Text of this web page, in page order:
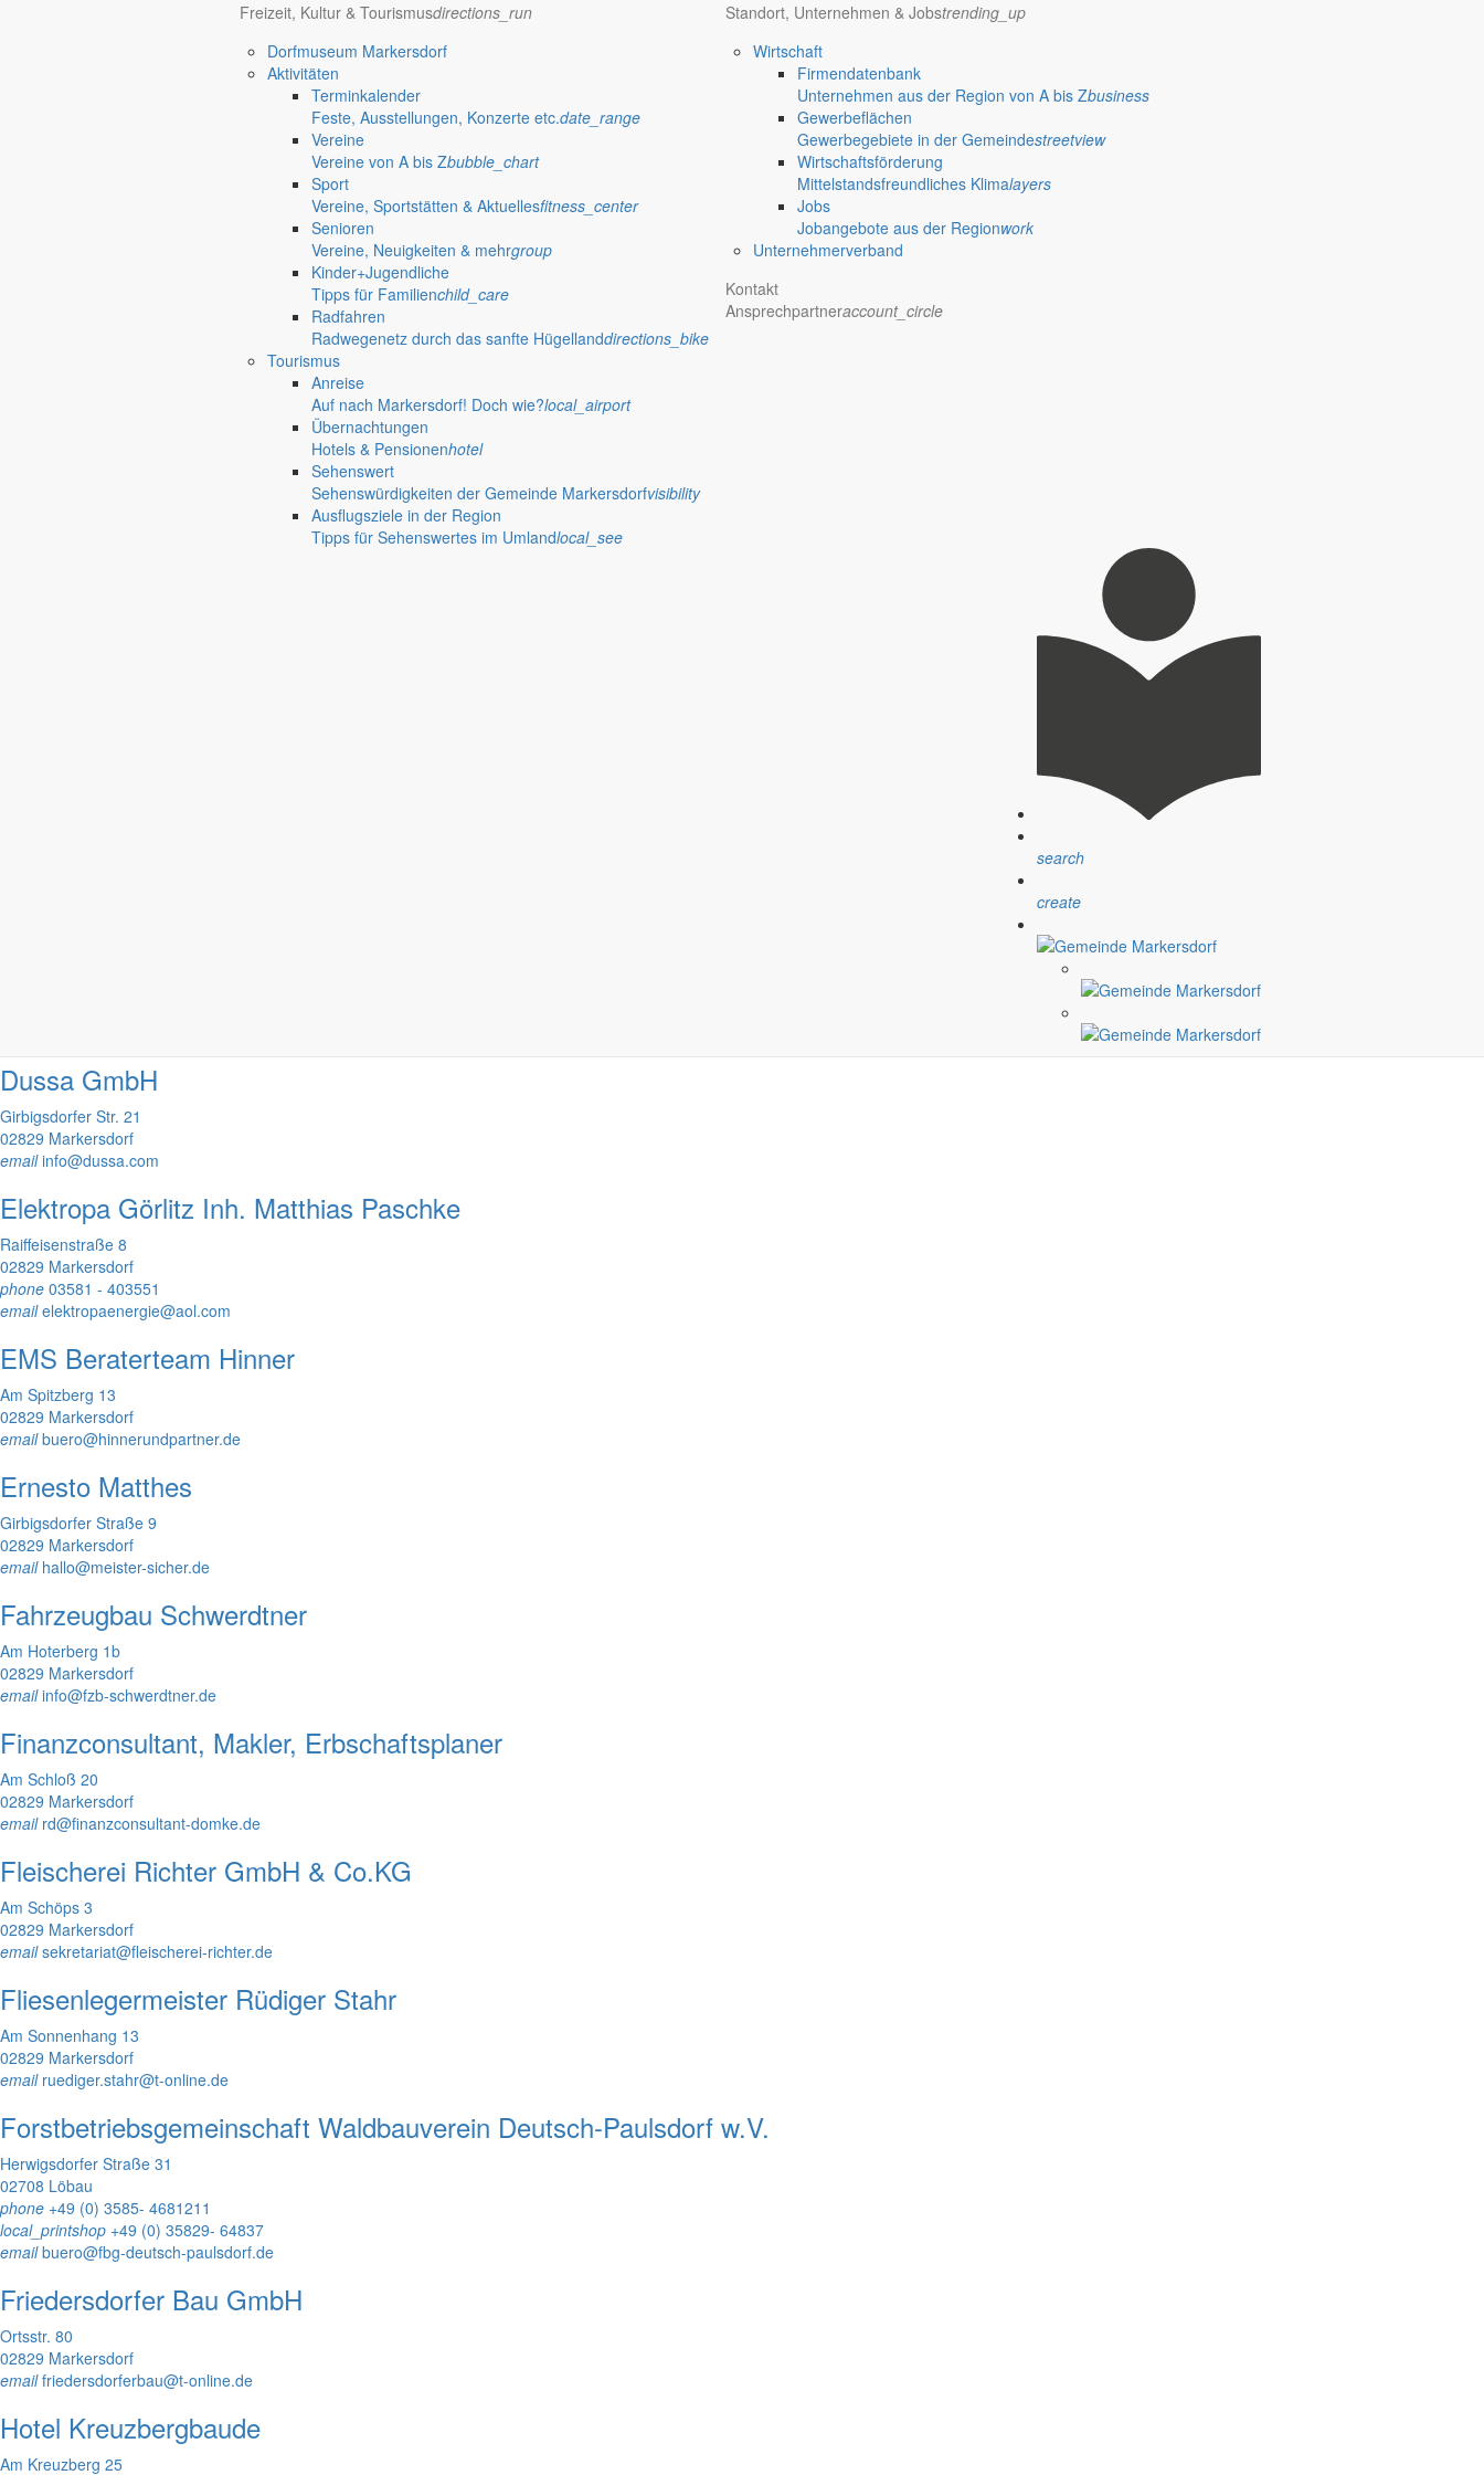
Freizeit, Kultur & Tourismusdirections_run
Dorfmuseum Markersdorf
Aktivitäten
Terminkalender
Feste, Ausstellungen, Konzerte etc.date_range
Vereine
Vereine von A bis Zbubble_chart
Sport
Vereine, Sportstätten & Aktuellesfitness_center
Senioren
Vereine, Neuigkeiten & mehrgroup
Kinder+Jugendliche
Tipps für Familienchild_care
Radfahren
Radwegenetz durch das sanfte Hügellanddirections_bike
Tourismus
Anreise
Auf nach Markersdorf! Doch wie?local_airport
Übernachtungen
Hotels & Pensionenhotel
Sehenswert
Sehenswürdigkeiten der Gemeinde Markersdorfvisibility
Ausflugsziele in der Region
Tipps für Sehenswertes im Umlandlocal_see
Standort, Unternehmen & Jobstrending_up
Wirtschaft
Firmendatenbank
Unternehmen aus der Region von A bis Zbusiness
Gewerbeflächen
Gewerbegebiete in der Gemeindestreetview
Wirtschaftsförderung
Mittelstandsfreundliches Klimalayers
Jobs
Jobangebote aus der Regionwork
Unternehmerverband
Kontakt
Ansprechpartneraccount_circle
search
create
Bestattungshaus Fieber, Inhaber André Schoenfeld e.K.
Brendle Dachdesign GmbH
BUDISSA Agrarbetrieb Friedersdorf GmbH
Dussa GmbH
Girbigsdorfer Str. 21
02829 Markersdorf
emailinfo@dussa.com
Elektropa Görlitz Inh. Matthias Paschke
Raiffeisenstraße 8
02829 Markersdorf
phone 03581 - 403551
emailelektropaenergie@aol.com
EMS Beraterteam Hinner
Am Spitzberg 13
02829 Markersdorf
emailbuero@hinnerundpartner.de
Ernesto Matthes
Girbigsdorfer Straße 9
02829 Markersdorf
emailhallo@meister-sicher.de
Fahrzeugbau Schwerdtner
Am Hoterberg 1b
02829 Markersdorf
emailinfo@fzb-schwerdtner.de
Finanzconsultant, Makler, Erbschaftsplaner
Am Schloß 20
02829 Markersdorf
emailrd@finanzconsultant-domke.de
Fleischerei Richter GmbH & Co.KG
Am Schöps 3
02829 Markersdorf
emailsekretariat@fleischerei-richter.de
Fliesenlegermeister Rüdiger Stahr
Am Sonnenhang 13
02829 Markersdorf
emailruediger.stahr@t-online.de
Forstbetriebsgemeinschaft Waldbauverein Deutsch-Paulsdorf w.V.
Herwigsdorfer Straße 31
02708 Löbau
phone +49 (0) 3585- 4681211
local_printshop +49 (0) 35829- 64837
emailbuero@fbg-deutsch-paulsdorf.de
Friedersdorfer Bau GmbH
Ortsstr. 80
02829 Markersdorf
emailfriedersdorferbau@t-online.de
Hotel Kreuzbergbaude
Am Kreuzberg 25